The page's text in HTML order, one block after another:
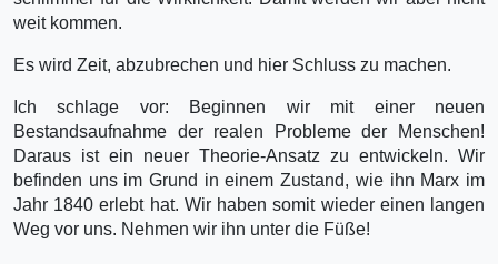
weit kommen.
Es wird Zeit, abzubrechen und hier Schluss zu machen.
Ich schlage vor: Beginnen wir mit einer neuen
Bestandsaufnahme der realen Probleme der Menschen!
Daraus ist ein neuer Theorie-Ansatz zu entwickeln. Wir
befinden uns im Grund in einem Zustand, wie ihn Marx im
Jahr 1840 erlebt hat. Wir haben somit wieder einen langen
Weg vor uns. Nehmen wir ihn unter die Füße!